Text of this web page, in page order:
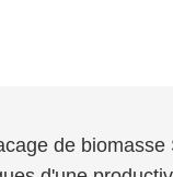
de biomasse